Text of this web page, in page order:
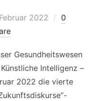
2022
0
Gesundheitswesen
Intelligenz –
2022 die vierte